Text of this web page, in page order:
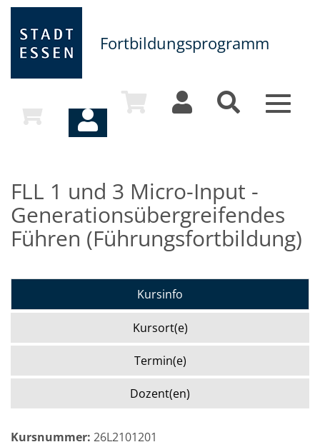
Fortbildungsprogramm
Toggle
FLL 1 und 3 Micro-Input -
Generationsübergreifendes
Führen (Führungsfortbildung)
Kursinfo
Kursort(e)
Termin(e)
Dozent(en)
Kursnummer: 26L2101201